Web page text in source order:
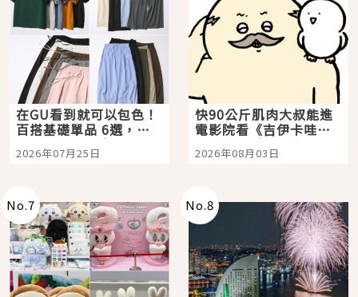
在GU看到就可以包色！
百搭基礎單品 6選，閉
眼全收也不心疼
2026年07月25日
快90公斤肌肉大叔能進
電影院看《吉伊卡哇》
嗎？日本重金屬樂團
「打首」會長與nagano
2026年08月03日
No.7 No.8